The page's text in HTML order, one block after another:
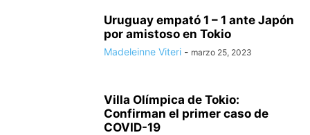
Uruguay empató 1 – 1 ante Japón
por amistoso en Tokio
Madeleinne Viteri - marzo 25, 2023
Villa Olímpica de Tokio:
Confirman el primer caso de
COVID-19